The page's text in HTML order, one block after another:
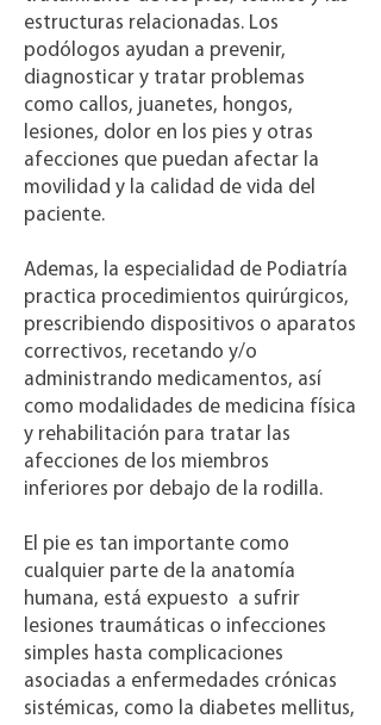
estructuras relacionadas. Los
podólogos ayudan a prevenir,
diagnosticar y tratar problemas
como callos, juanetes, hongos,
lesiones, dolor en los pies y otras
afecciones que puedan afectar la
movilidad y la calidad de vida del
paciente.
Ademas, la especialidad de Podiatría
practica procedimientos quirúrgicos,
prescribiendo dispositivos o aparatos
correctivos, recetando y/o
administrando medicamentos, así
como modalidades de medicina física
y rehabilitación para tratar las
afecciones de los miembros
inferiores por debajo de la rodilla.
El pie es tan importante como
cualquier parte de la anatomía
humana, está expuesto a sufrir
lesiones traumáticas o infecciones
simples hasta complicaciones
asociadas a enfermedades crónicas
sistémicas, como la diabetes mellitus,